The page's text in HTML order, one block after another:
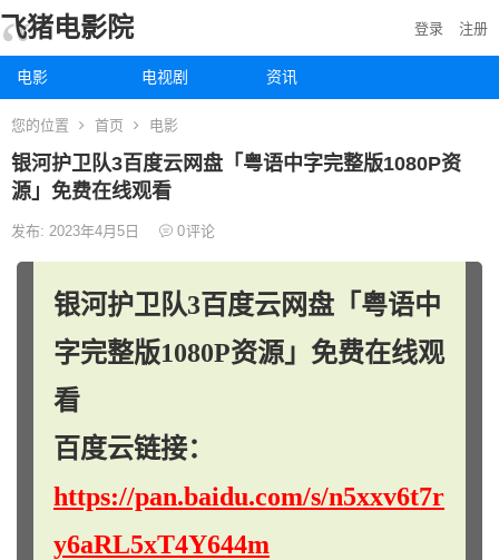
飞猪电影院
电影 电视剧 资讯
登录 注册
您的位置 首页 电影
银河护卫队3百度云网盘「粤语中字完整版1080P资
源」免费在线观看
发布: 2023年4月5日 0评论
银河护卫队3百度云网盘「粤语中
字完整版1080P资源」免费在线观
看
百度云链接：
https://pan.baidu.com/s/n5xxv6t7r
y6aRL5xT4Y644m